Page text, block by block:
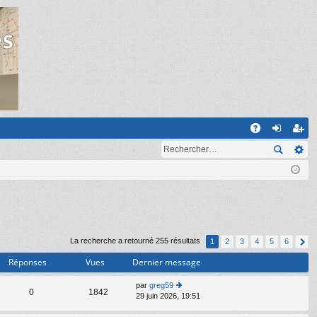
on ns
cri
La recherche a retourné 255 résultats 1 2 3 4 5 6
Réponses Vues Dernier message
0 1842
par greg59
o
29 juin 2026, 19:51